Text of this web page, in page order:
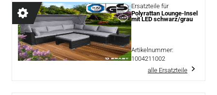
Ersatzteile für
Polyrattan Lounge-Insel
mit LED schwarz/grau
Artikelnummer:
1004211002
alle Ersatzteile